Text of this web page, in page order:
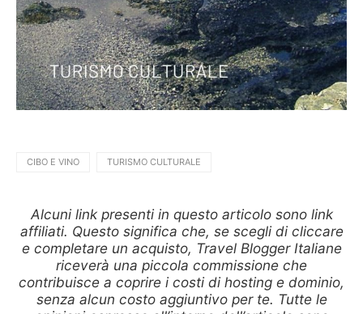
CIBO E VINO TURISMO CULTURALE
Alcuni link presenti in questo articolo sono link
affiliati. Questo significa che, se scegli di cliccare
e completare un acquisto, Travel Blogger Italiane
riceverà una piccola commissione che
contribuisce a coprire i costi di hosting e dominio,
senza alcun costo aggiuntivo per te. Tutte le